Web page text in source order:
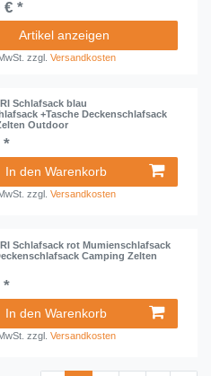
€ *
Artikel anzeigen
zzgl.Versandkosten
Schlafsack blau
+Tasche Deckenschlafsack
Outdoor
*
In den Warenkorb
zzgl.Versandkosten
Schlafsack rot Mumienschlafsack
Camping Zelten
*
In den Warenkorb
zzgl.Versandkosten